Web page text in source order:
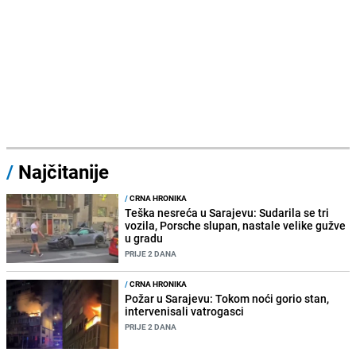
/ Najčitanije
/CRNA HRONIKA
Teška nesreća u Sarajevu: Sudarila se tri
vozila, Porsche slupan, nastale velike gužve
u gradu
PRIJE 2 DANA
/CRNA HRONIKA
Požar u Sarajevu: Tokom noći gorio stan,
intervenisali vatrogasci
PRIJE 2 DANA